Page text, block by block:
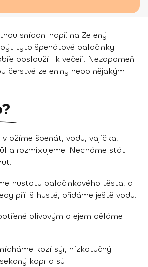
snídani např. na Zelený
tyto špenátové palačinky
poslouží i k večeři. Nezapomeň
čerstvé zeleniny nebo nějakým
vložíme špenát, vodu, vajíčka,
a rozmixujeme. Necháme stát
hustotu palačinkového těsta, a
příliš husté, přidáme ještě vodu.
olivovým olejem děláme
kozí sýr, nízkotučný
kopr a sůl.